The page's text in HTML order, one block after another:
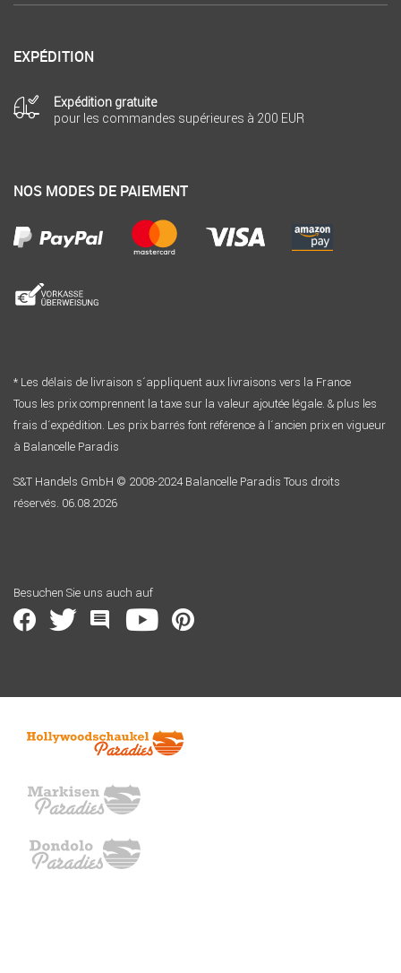
EXPÉDITION
Expédition gratuite
pour les commandes supérieures à 200 EUR
NOS MODES DE PAIEMENT
* Les délais de livraison s´appliquent aux livraisons vers la France
Tous les prix comprennent la taxe sur la valeur ajoutée légale. & plus les
frais d´expédition. Les prix barrés font référence à l´ancien prix en vigueur
à Balancelle Paradis
S&T Handels GmbH © 2008-2024 Balancelle Paradis Tous droits
réservés. 06.08.2026
Besuchen Sie uns auch auf